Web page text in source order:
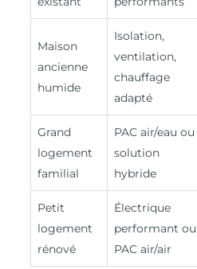
Maison
ancienne
humide
Isolation,
ventilation,
chauffage
adapté
Grand
logement
familial
PAC air/eau ou
solution
hybride
Petit
logement
rénové
Électrique
performant ou
PAC air/air